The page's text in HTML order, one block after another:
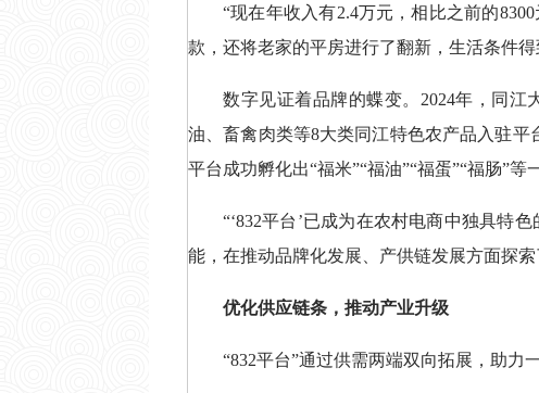
“现在年收入有2.4万元，相比之前的
款，还将老家的平房进行了翻新，生活条件
数字见证着品牌的蝶变。2024年，同江
油、畜禽肉类等8大类同江特色农产品入驻平
平台成功孵化出“福米”“福油”“福蛋”“福肠”等
“‘832平台’已成为在农村电商中独具特
能，在推动品牌化发展、产供链发展方面探
优化供应链条，推动产业升级
“832平台”通过供需两端双向拓展，助力